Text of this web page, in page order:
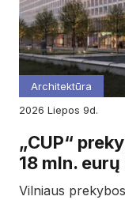
Architektūra
2026
liepos 9d.
„CUP“
18 mln.
Vilniaus